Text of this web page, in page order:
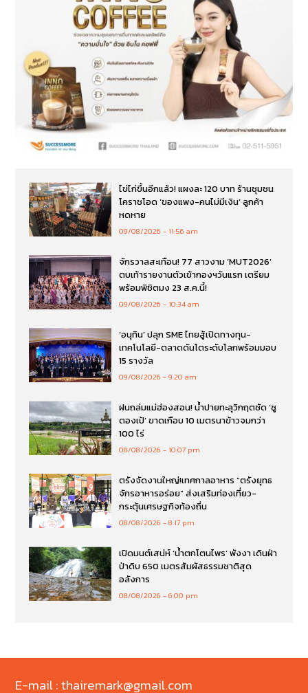
ไข่ไก่ขึ้นอีกแล้ว! แผงละ 120 บาท ร้านชุมชน
โคราชโอด ‘ของแพง-คนไม่มีเงิน’ ลูกค้า
หดหาย
09/08/2026 11:56 am
จักรวาลสะเทือน! 77 สาวงาม ‘MUT2026’
ตบเท้ารายงานตัวเข้ากองฯวันแรก เตรียม
พร้อมพิชิตมง 23 ส.ค.นี้!
09/08/2026 10:34 am
‘อนุทิน’ ปลุก SME ไทยสู้เปิดทางทุน-
เทคโนโลยี-ตลาดดันโตระดับโลกพร้อมมอบ
15 รางวัล
09/08/2026 9:20 am
ฝนถล่มแม่ฮ่องสอน! น้ำปายทะลุวิกฤตซัด ‘ซู
ตองเป้’ ขาดเกือบ 10 เมตรนาข้าวจมกว่า
100 ไร่
08/08/2026 10:07 pm
ตรังจัดงานใหญ่!เทศกาลอาหาร “ตรังยุทธ
จักรอาหารอร่อย” ส่งเสริมท่องเที่ยว-
กระตุ้นเศรษฐกิจท้องถิ่น
08/08/2026 8:17 pm
เปิดมนต์เสน่ห์ ‘น้ำตกโตนไพร’ พังงา เดินฝ่า
ป่าดิบ 650 เมตรสัมผัสธรรมชาติสุด
อลังการ
08/08/2026 6:00 pm
E-mail : thairemark@gmail.com